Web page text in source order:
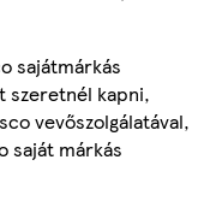
sajátmárkás
szeretnél kapni,
vevőszolgálatával,
saját márkás